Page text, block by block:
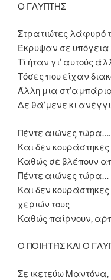
Ο ΓΛΥΠΤΗΣ
Στρατιώτες λάφυρό
Έκρυψαν σε υπόγεια
Τί ήταν γι’ αυτούς
Τόσες που είχαν
Άλλη μια
Δε θά’μενε κι
Πέντε αιώνες τώρα….
Και δεν κουράστηκες
Καθώς σε βλέπουν
Πέντε αιώνες τώρα…
Και δεν
χεριών τους
Καθώς παίρνουν,
Ο ΠΟΙΗΤΉΣ ΚΑΙ Ο
Σε ικετεύω Μαντόνα,